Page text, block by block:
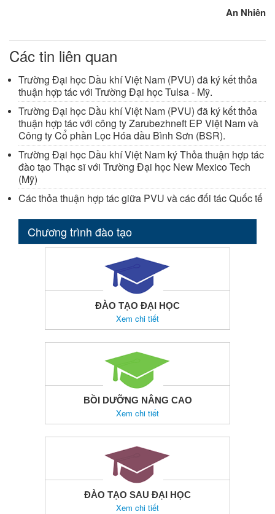
An Nhiên
Các tin liên quan
Trường Đại học Dầu khí Việt Nam (PVU) đã ký kết thỏa
thuận hợp tác với Trường Đại học Tulsa - Mỹ.
Trường Đại học Dầu khí Việt Nam (PVU) đã ký kết thỏa
thuận hợp tác với công ty Zarubezhneft EP Việt Nam và
Công ty Cổ phần Lọc Hóa dầu Bình Sơn (BSR).
Trường Đại học Dầu khí Việt Nam ký Thỏa thuận hợp tác
đào tạo Thạc sĩ với Trường Đại học New Mexico Tech
(Mỹ)
Các thỏa thuận hợp tác giữa PVU và các đối tác Quốc tế
Chương trình đào tạo
ĐÀO TẠO ĐẠI HỌC
Xem chi tiết
BỒI DƯỠNG NÂNG CAO
Xem chi tiết
ĐÀO TẠO SAU ĐẠI HỌC
Xem chi tiết